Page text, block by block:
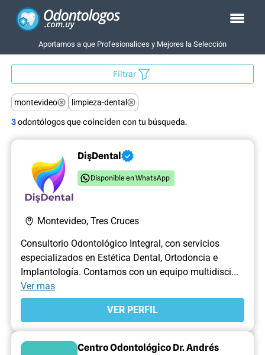
Aportamos a que Profesionalices y Mejores la Selección
Filtrar
montevideo limpieza-dental
3odontólogos que coinciden con tu búsqueda.
DişDental
Disponible en WhatsApp
Montevideo, Tres Cruces
Consultorio Odontológico Integral, con servicios
especializados en Estética Dental, Ortodoncia e
Implantología. Contamos con un equipo multidisci...
Ver mas
VER PERFIL
Centro Odontológico Dr. Andrés